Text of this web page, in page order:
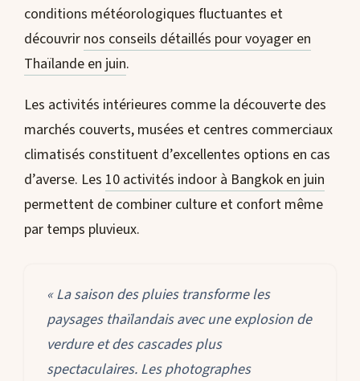
conditions météorologiques fluctuantes et
découvrir nos conseils détaillés pour voyager en
Thaïlande en juin.
Les activités intérieures comme la découverte des
marchés couverts, musées et centres commerciaux
climatisés constituent d’excellentes options en cas
d’averse. Les 10 activités indoor à Bangkok en juin
permettent de combiner culture et confort même
par temps pluvieux.
« La saison des pluies transforme les
paysages thaïlandais avec une explosion de
verdure et des cascades plus
spectaculaires. Les photographes